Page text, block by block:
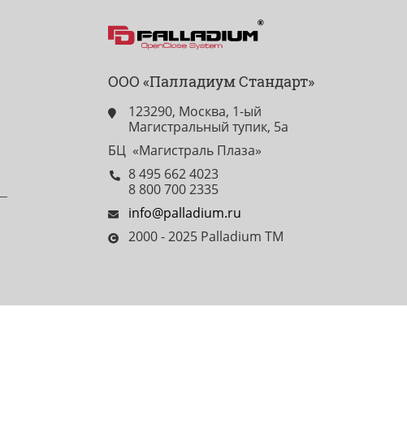
ООО «Палладиум Стандарт»
123290, Москва, 1-ый
Магистральный тупик, 5а
БЦ «Магистраль Плаза»
8 495 662 4023
8 800 700 2335
info@palladium.ru
2000 - 2025 Palladium TM